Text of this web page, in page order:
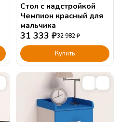
Стол с надстройкой
Чемпион красный для
мальчика
31 333 ₽32 982₽
Купить